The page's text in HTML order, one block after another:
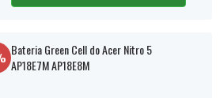
Bateria Green Cell do Acer Nitro 5
AP18E7M AP18E8M